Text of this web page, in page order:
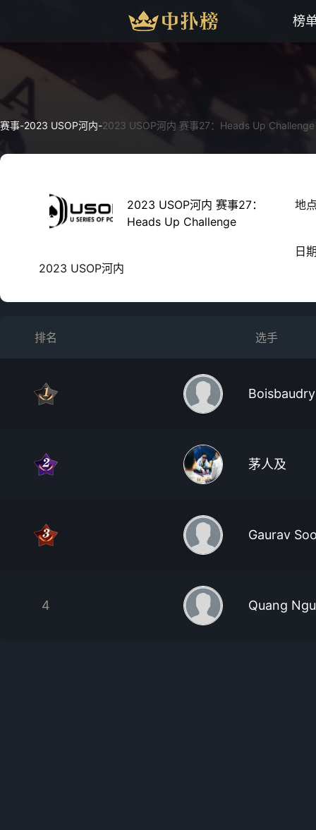
榜
赛事-2023 USOP河内-2023 USOP河内 赛事27：Heads Up Challenge
2023 USOP河内
2023 USOP河内 赛事27：
Heads Up Challenge
地
日
排名 选手
茅人及
Gaurav
4 Quang